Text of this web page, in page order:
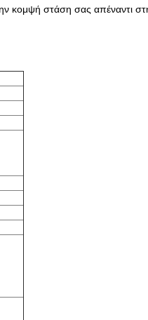
την κομψή στάση σας απέναντι